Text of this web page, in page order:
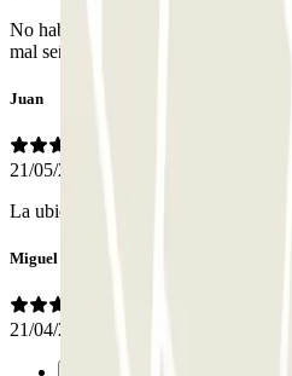
No había personal y para aparcar
mal señalizadas.
Juan
21/05/2026
La ubicacion y facil acceso.
Miguel Angel
21/04/2026